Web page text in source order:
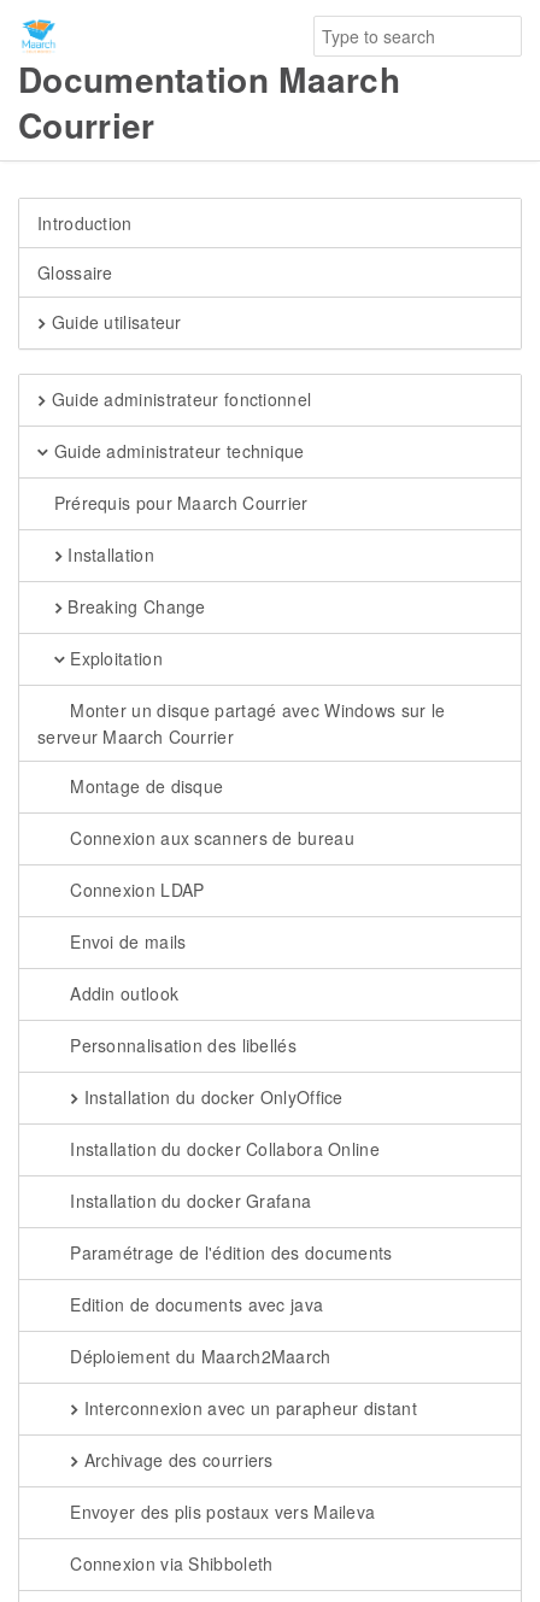
Documentation Maarch
Courrier
Introduction
Glossaire
Guide utilisateur
Guide administrateur fonctionnel
Guide administrateur technique
Prérequis pour Maarch Courrier
Installation
Breaking Change
Exploitation
Monter un disque partagé avec Windows sur le
serveur Maarch Courrier
Montage de disque
Connexion aux scanners de bureau
Connexion LDAP
Envoi de mails
Addin outlook
Personnalisation des libellés
Installation du docker OnlyOffice
Installation du docker Collabora Online
Installation du docker Grafana
Paramétrage de l'édition des documents
Edition de documents avec java
Déploiement du Maarch2Maarch
Interconnexion avec un parapheur distant
Archivage des courriers
Envoyer des plis postaux vers Maileva
Connexion via Shibboleth